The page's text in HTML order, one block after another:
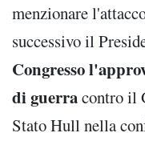
menzionare
successivo il
Congresso
di guerracontro il
Stato Hull nella